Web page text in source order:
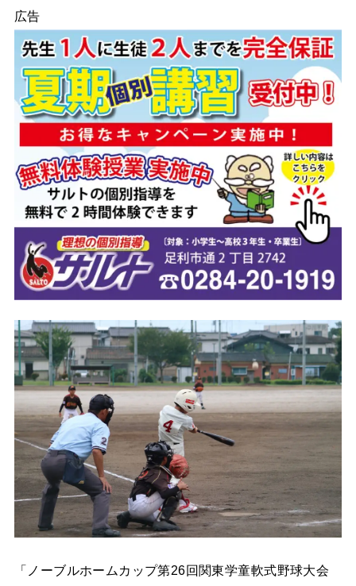
広告
「ノーブルホームカップ第26回関東学童軟式野球大会